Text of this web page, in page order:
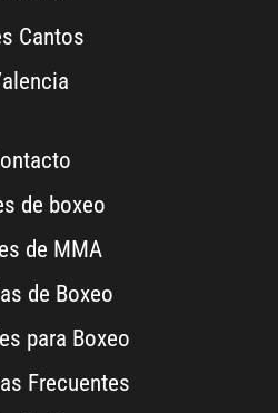
Cantos
de boxeo
de MMA
de Boxeo
para Boxeo
Frecuentes